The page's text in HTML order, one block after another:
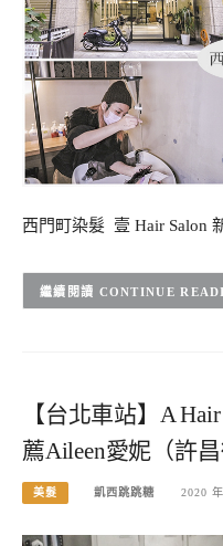
西門町染髮 壹 Hair Salon
CONTINUE
【台北車站】A
薦Aileen愛妮（許昌
美髮 凱西跳跳糖 2020